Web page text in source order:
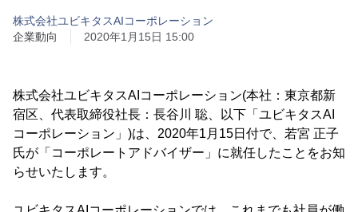
株式会社ユビキタスAIコーポレーション
企業動向
2020年1月15日 15:00
株式会社ユビキタスAIコーポレーション(本社：東京都新
宿区、代表取締役社長：長谷川 聡、以下「ユビキタスAI
コーポレーション」)は、2020年1月15日付で、若宮 正子
氏が「コーポレートアドバイザー」に就任したことをお知
らせいたします。